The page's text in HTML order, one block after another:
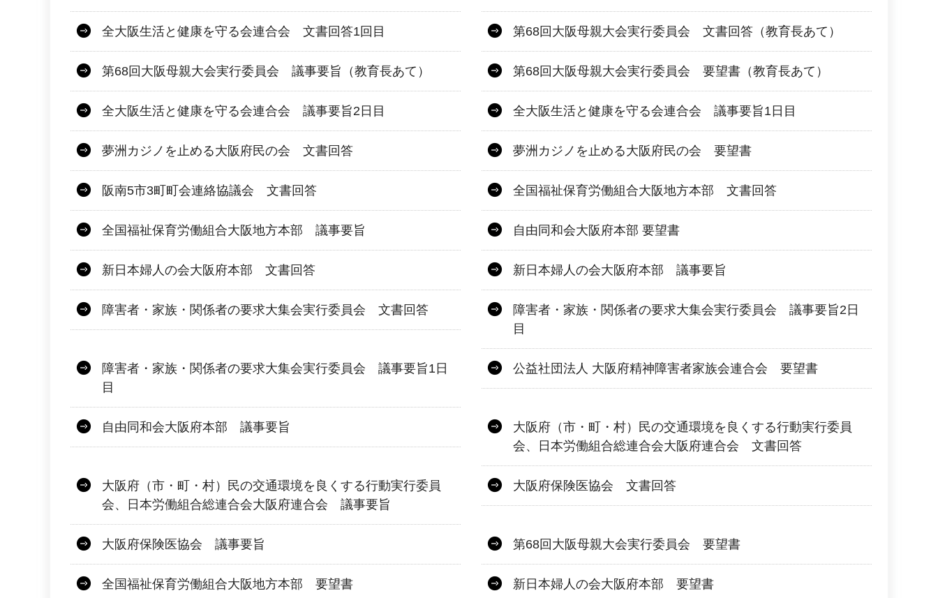
全大阪生活と健康を守る会連合会 文書回答1回目 第68回大阪母親大会実行委員会 文書回答（教育長あて）
第68回大阪母親大会実行委員会 議事要旨（教育長あて） 第68回大阪母親大会実行委員会 要望書（教育長あて）
全大阪生活と健康を守る会連合会 議事要旨2日目 全大阪生活と健康を守る会連合会 議事要旨1日目
夢洲カジノを止める大阪府民の会 文書回答 夢洲カジノを止める大阪府民の会 要望書
阪南5市3町町会連絡協議会 文書回答 全国福祉保育労働組合大阪地方本部 文書回答
全国福祉保育労働組合大阪地方本部 議事要旨 自由同和会大阪府本部 要望書
新日本婦人の会大阪府本部 文書回答 新日本婦人の会大阪府本部 議事要旨
障害者・家族・関係者の要求大集会実行委員会 文書回答
障害者・家族・関係者の要求大集会実行委員会 議事要旨2日
目
障害者・家族・関係者の要求大集会実行委員会 議事要旨1日
目
公益社団法人 大阪府精神障害者家族会連合会 要望書
自由同和会大阪府本部 議事要旨
大阪府（市・町・村）民の交通環境を良くする行動実行委員
会、日本労働組合総連合会大阪府連合会 文書回答
大阪府（市・町・村）民の交通環境を良くする行動実行委員
会、日本労働組合総連合会大阪府連合会 議事要旨
大阪府保険医協会 文書回答
大阪府保険医協会 議事要旨 第68回大阪母親大会実行委員会 要望書
全国福祉保育労働組合大阪地方本部 要望書 新日本婦人の会大阪府本部 要望書